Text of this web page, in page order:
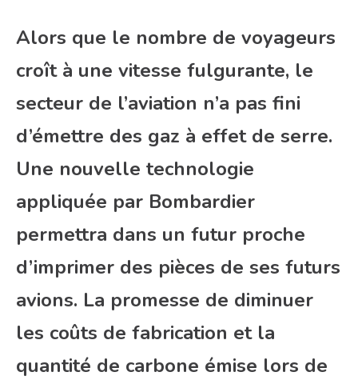
Alors que le nombre de voyageurs
croît à une vitesse fulgurante, le
secteur de l’aviation n’a pas fini
d’émettre des gaz à effet de serre.
Une nouvelle technologie
appliquée par Bombardier
permettra dans un futur proche
d’imprimer des pièces de ses futurs
avions. La promesse de diminuer
les coûts de fabrication et la
quantité de carbone émise lors de